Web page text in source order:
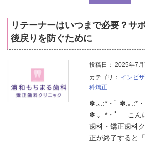
リテーナーはいつまで必要？サ
後戻りを防ぐために
投稿日： 2025年7月
カテゴリ： インビ
科矯正
✽.｡.:*・ﾟ ✽.｡.:*
✽.｡.:*・ﾟ こん
歯科・矯正歯科
正が終了すると